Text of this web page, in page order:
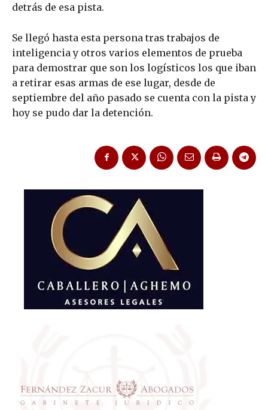
detrás de esa pista.
Se llegó hasta esta persona tras trabajos de
inteligencia y otros varios elementos de prueba
para demostrar que son los logísticos los que iban
a retirar esas armas de ese lugar, desde de
septiembre del año pasado se cuenta con la pista y
hoy se pudo dar la detención.